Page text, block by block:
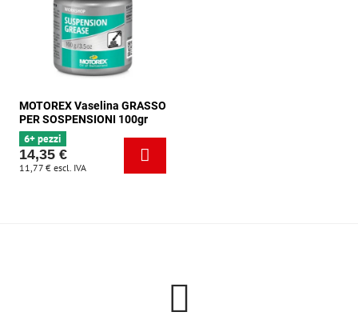
MOTOREX Vaselina GRASSO
PER SOSPENSIONI 100gr
6+ pezzi
14,35 €
11,77 € escl. IVA